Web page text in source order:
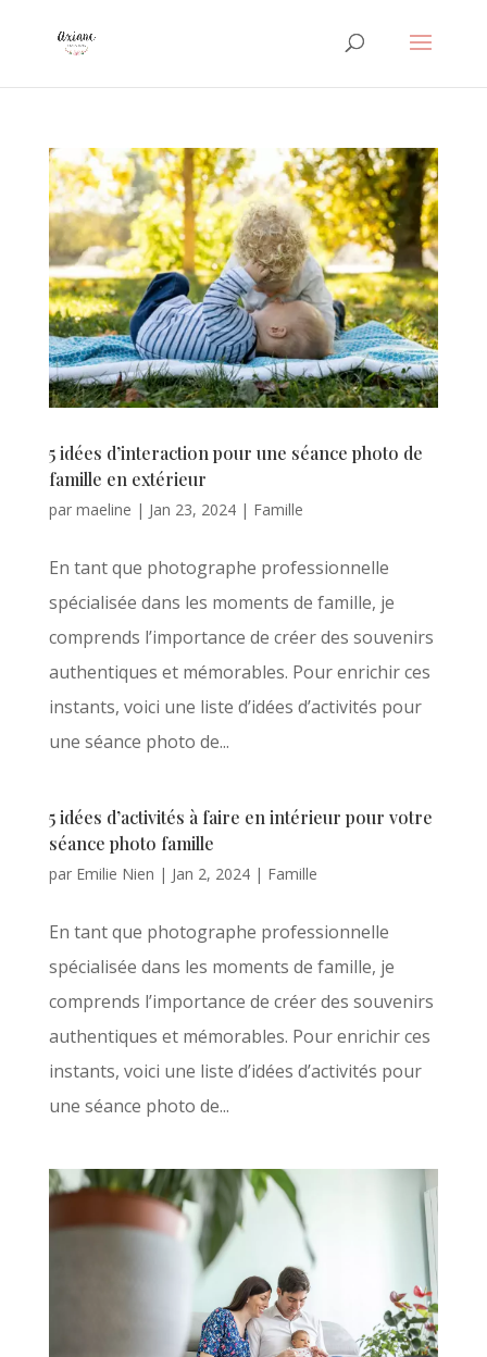
5 idées d’interaction pour une séance photo de
famille en extérieur
par maeline | Jan 23, 2024| Famille
En tant que photographe professionnelle
spécialisée dans les moments de famille, je
comprends l’importance de créer des souvenirs
authentiques et mémorables. Pour enrichir ces
instants, voici une liste d’idées d’activités pour
une séance photo de...
5 idées d’activités à faire en intérieur pour votre
séance photo famille
par Emilie Nien | Jan 2, 2024| Famille
En tant que photographe professionnelle
spécialisée dans les moments de famille, je
comprends l’importance de créer des souvenirs
authentiques et mémorables. Pour enrichir ces
instants, voici une liste d’idées d’activités pour
une séance photo de...